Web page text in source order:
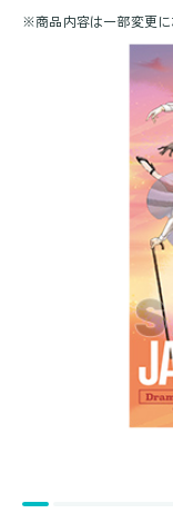
※商品内容は一部変更に